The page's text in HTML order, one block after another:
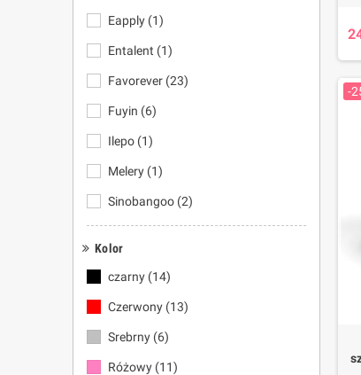
Eapply (1)
Entalent (1)
Favorever (23)
Fuyin (6)
Ilepo (1)
Melery (1)
Sinobangoo (2)
Kolor
czarny (14)
Czerwony (13)
Srebrny (6)
Różowy (11)
-